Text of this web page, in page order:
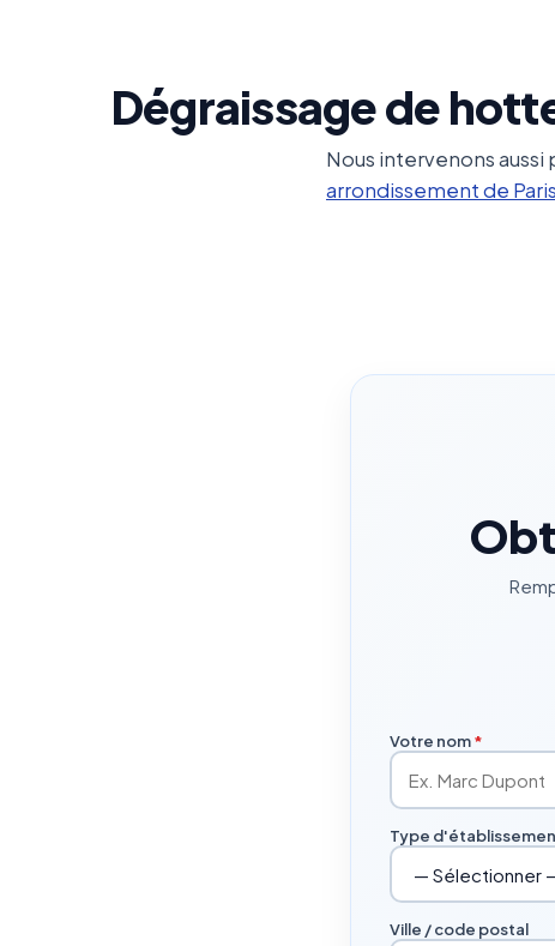
Dégraissage de
Nous intervenons
arrondissement de Paris
Votre nom*
Type
Ville / code postal